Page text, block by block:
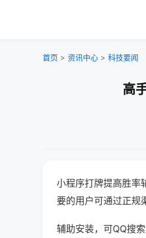
首页 > 资讯中心 > 科技要闻
高
小程序打牌提高胜率
要的用户可通过正规
辅助安装，可QQ搜